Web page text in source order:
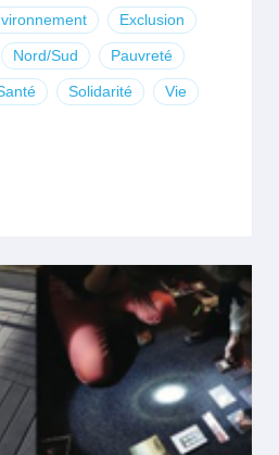
Exclusion
Nord/Sud Pauvreté
Solidarité Vie